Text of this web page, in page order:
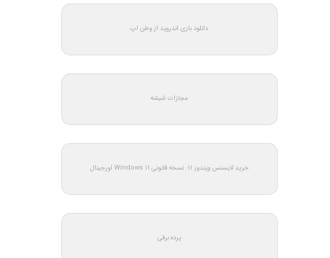
دانلود بازی اندروید از وطن اپ
مجازات شیشه
خرید لایسنس ویندوز 11: نسخه قانونی Windows 11 اورجینال
پرده برقی